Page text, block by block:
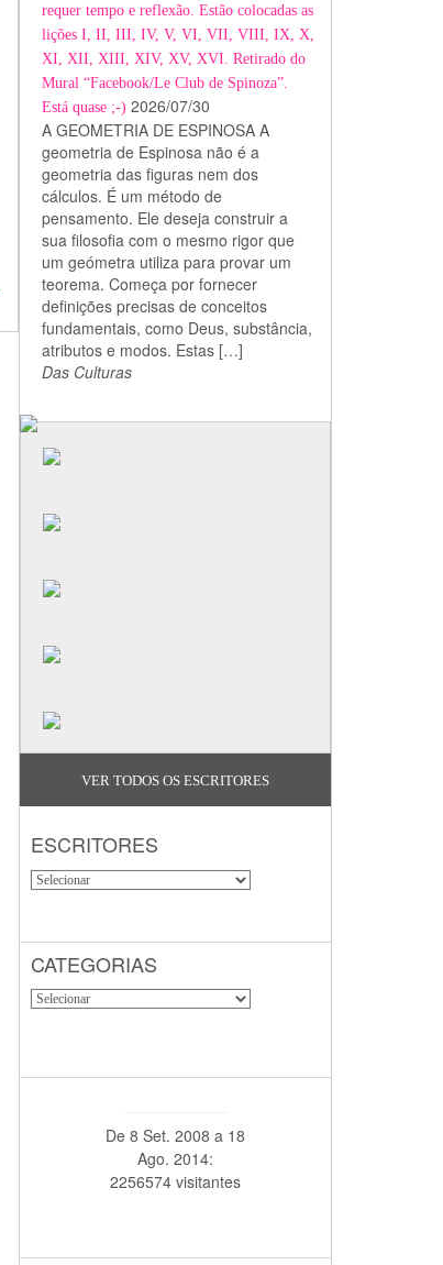
requer tempo e reflexão. Estão colocadas as
lições I, II, III, IV, V, VI, VII, VIII, IX, X,
XI, XII, XIII, XIV, XV, XVI. Retirado do
Mural “Facebook/Le Club de Spinoza”.
Está quase ;-) 2026/07/30
A GEOMETRIA DE ESPINOSA A
geometria de Espinosa não é a
geometria das figuras nem dos
cálculos. É um método de
pensamento. Ele deseja construir a
sua filosofia com o mesmo rigor que
um geómetra utiliza para provar um
teorema. Começa por fornecer
definições precisas de conceitos
fundamentais, como Deus, substância,
atributos e modos. Estas […]
Das Culturas
VER TODOS OS ESCRITORES
ESCRITORES
CATEGORIAS
De 8 Set. 2008 a 18
Ago. 2014:
2256574 visitantes